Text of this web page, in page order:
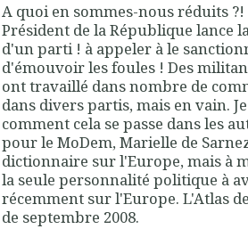
A quoi en sommes-nous réduits
Président de la République lance
d'un parti ! à appeler à le
d'émouvoir les foules ! Des
ont travaillé dans nombre de
dans divers partis, mais en vain.
comment cela se passe dans les
pour le MoDem, Marielle de
dictionnaire sur l'Europe, mais à
la seule personnalité politique à
récemment sur l'Europe. L'Atlas
de septembre 2008.